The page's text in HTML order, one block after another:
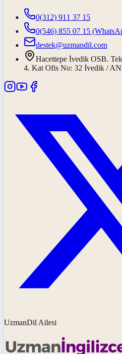
0(312) 911 37 15
0(546) 855 07 15
destek@uzmandil.com
Hacettepe İvedik OSB.
4. Kat Ofis No: 32 İvedik /
UzmanDil Ailesi